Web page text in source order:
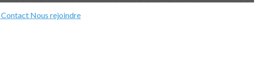
Contact Nous rejoindre